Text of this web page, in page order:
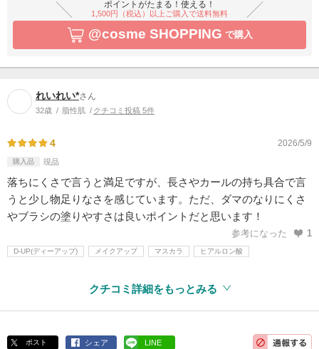
ポイントがたまる！使える！
1,500円（税込）以上ご購入で送料無料
@cosme SHOPPING で購入
れいれい*さん
32歳 脂性肌 クチコミ投稿 5件
4 2026/5/9
購入品 現品
落ちにくさで言うと満足ですが、長さやカールの持ち具合で言
うと少し物足りなさを感じています。ただ、ダマのなりにくさ
やブラシの塗りやすさは良いポイントだと思います！
参考になった 1
D-UP(ディーアップ) メイクアップ マスカラ ヒアルロン酸
クチコミ詳細をもっとみる
ポスト シェア LINE